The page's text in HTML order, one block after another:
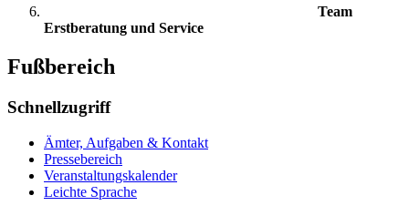
Team
Erstberatung und Service
Fußbereich
Schnellzugriff
Ämter, Aufgaben & Kontakt
Pressebereich
Veranstaltungskalender
Leichte Sprache